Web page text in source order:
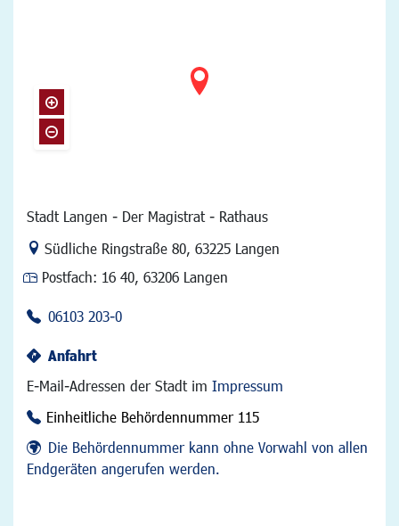
Stadt Langen - Der Magistrat - Rathaus
Link zur Google-Maps Navigation
Südliche Ringstraße 80, 63225 Langen
Postfach: 16 40, 63206 Langen
06103 203-0
Anfahrt
E-Mail-Adressen der Stadt im Impressum
Einheitliche Behördennummer 115
Die Behördennummer kann ohne Vorwahl von allen
Endgeräten angerufen werden.